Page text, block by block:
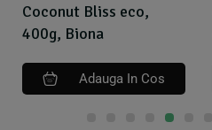
Coconut Bliss eco,
400g, Biona
Adauga In Cos